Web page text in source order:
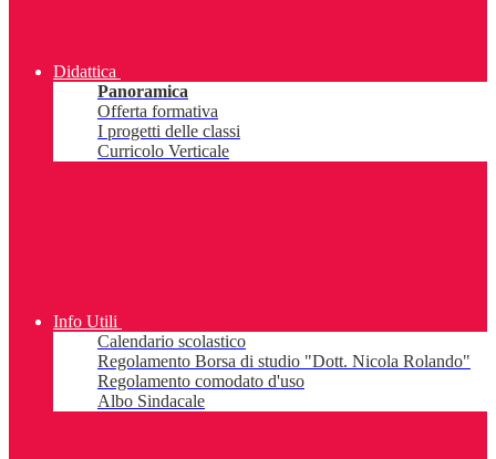
Didattica
Panoramica
Offerta formativa
I progetti delle classi
Curricolo Verticale
Info Utili
Calendario scolastico
Regolamento Borsa di studio "Dott. Nicola Rolando"
Regolamento comodato d'uso
Albo Sindacale